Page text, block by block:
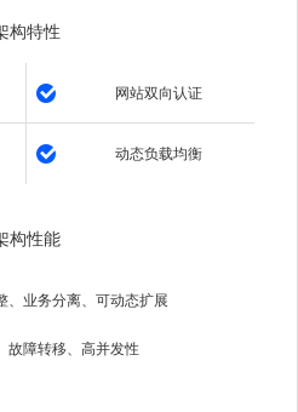
构特性
网站双向认证
动态负载均衡
构性能
、业务分离、可动态扩展
故障转移、高并发性